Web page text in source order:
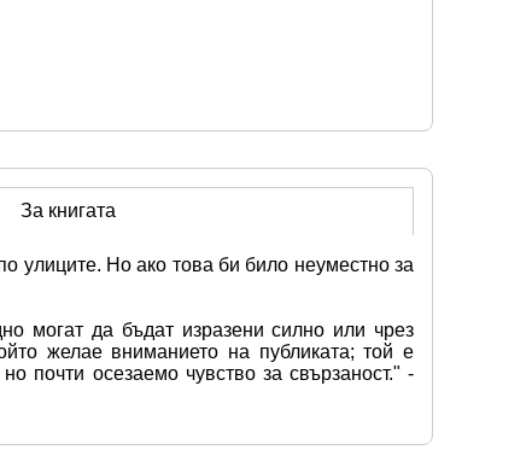
За книгата
улиците. Но ако това би било неуместно за
могат да бъдат изразени силно или чрез
желае вниманието на публиката; той е
почти осезаемо чувство за свързаност." -